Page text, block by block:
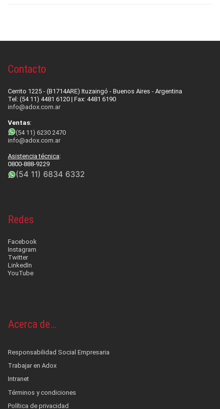
Contacto
Cerrito 1225 - (B1714ARE) Ituzaingó - Buenos Aires - Argentina
Tel: (54 11) 4481 6120 | Fax: 4481 6190
info@adox.com.ar
Ventas:
(54 11) 6230 2470
info@adox.com.ar
Asistencia técnica:
0800-888-9229
(54 11) 6834 6332
Redes
Facebook
Instagram
Twitter
LinkedIn
YouTube
Acerca de…
Responsabilidad Social Empresaria
Trabajar en Adox
Intranet
Términos y condiciones
Política de privacidad